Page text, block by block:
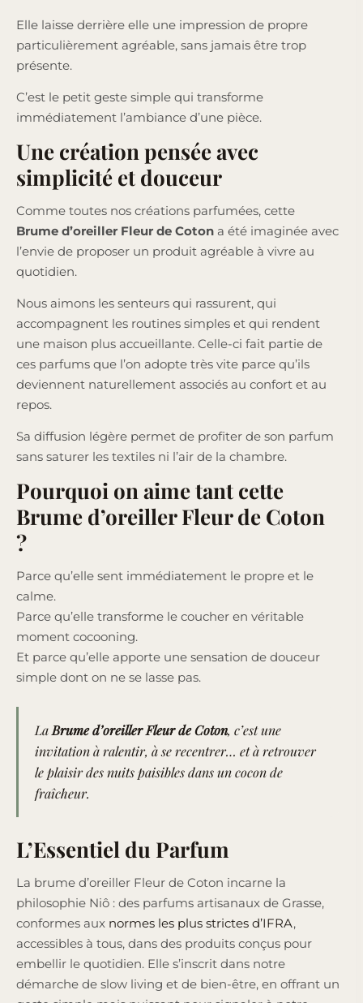
Elle laisse derrière elle une impression de propre
particulièrement agréable, sans jamais être trop
présente.
C’est le petit geste simple qui transforme
immédiatement l’ambiance d’une pièce.
Une création pensée avec
simplicité et douceur
Comme toutes nos créations parfumées, cette
Brume d’oreiller Fleur de Coton a été imaginée avec
l’envie de proposer un produit agréable à vivre au
quotidien.
Nous aimons les senteurs qui rassurent, qui
accompagnent les routines simples et qui rendent
une maison plus accueillante. Celle-ci fait partie de
ces parfums que l’on adopte très vite parce qu’ils
deviennent naturellement associés au confort et au
repos.
Sa diffusion légère permet de profiter de son parfum
sans saturer les textiles ni l’air de la chambre.
Pourquoi on aime tant cette
Brume d’oreiller Fleur de Coton
?
Parce qu’elle sent immédiatement le propre et le
calme.
Parce qu’elle transforme le coucher en véritable
moment cocooning.
Et parce qu’elle apporte une sensation de douceur
simple dont on ne se lasse pas.
LaBrume d’oreiller Fleur de Coton, c’est une
invitation à ralentir, à se recentrer… et à retrouver
le plaisir des nuits paisibles dans un cocon de
fraîcheur.
L’Essentiel du Parfum
La brume d’oreiller Fleur de Coton incarne la
philosophie Niô : des parfums artisanaux de Grasse,
conformes aux normes les plus strictes d’IFRA,
accessibles à tous, dans des produits conçus pour
embellir le quotidien. Elle s’inscrit dans notre
démarche de slow living et de bien-être, en offrant un